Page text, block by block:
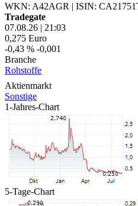
WKN: A42AGR | ISIN:
Tradegate
07.08.26 | 21:03
0,275 Euro
-0,43 % -0,001
Branche
Rohstoffe
Aktienmarkt
Sonstige
1-Jahres-Chart
5-Tage-Chart